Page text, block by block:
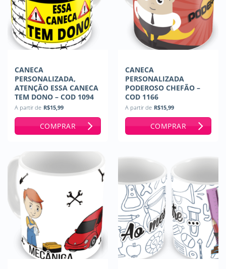
CANECA
PERSONALIZADA,
ATENÇÃO ESSA CANECA
TEM DONO – COD 1094
A partir de R$15,99
COMPRAR
CANECA
PERSONALIZADA
PODEROSO CHEFÃO –
COD 1166
A partir de R$15,99
COMPRAR